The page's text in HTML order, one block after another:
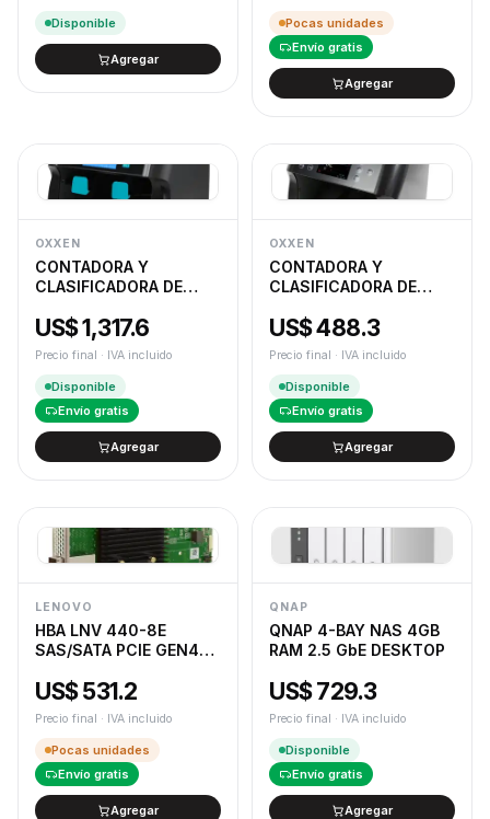
Disponible
Agregar
Pocas unidades
Envío gratis
Agregar
OXXEN
CONTADORA Y
CLASIFICADORA DE
T3030U DOS
BANDEJAS 2 SENSORES
US$ 1,317.6
Precio final · IVA incluido
Disponible
Envío gratis
Agregar
OXXEN
CONTADORA Y
CLASIFICADORA DE
T3000UM UNA
US$ 488.3
Precio final · IVA incluido
Disponible
Envío gratis
Agregar
LENOVO
HBA LNV 440-8E
SAS/SATA PCIE GEN4
US$ 531.2
Precio final · IVA incluido
Pocas unidades
Envío gratis
Agregar
QNAP
QNAP 4-BAY NAS 4GB
RAM 2.5 GbE DESKTOP
US$ 729.3
Precio final · IVA incluido
Disponible
Envío gratis
Agregar